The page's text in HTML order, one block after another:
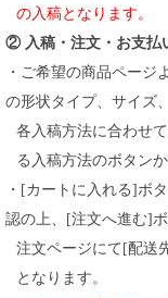
の入稿となります。
② 入稿・注文・お支払
・ご希望の商品ページ
の形状タイプ、サイズ
各入稿方法に合わせ
る入稿方法のボタン
・[カートに入れる]ボ
認の上、[注文へ進む]
注文ページにて[配送
となります。